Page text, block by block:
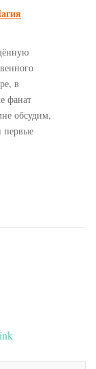
в
фанат
обсудим,
первые